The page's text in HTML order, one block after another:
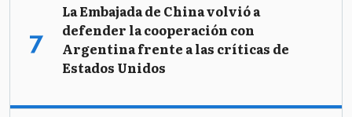
La Embajada de China volvió a
defender la cooperación con
Argentina frente a las críticas de
Estados Unidos